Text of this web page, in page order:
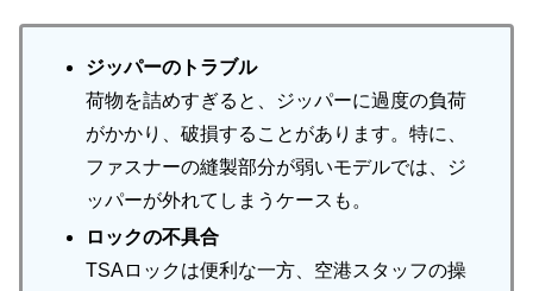
ジッパーのトラブル
荷物を詰めすぎると、ジッパーに過度の負荷
がかかり、破損することがあります。特に、
ファスナーの縫製部分が弱いモデルでは、ジ
ッパーが外れてしまうケースも。
ロックの不具合
TSAロックは便利な一方、空港スタッフの操